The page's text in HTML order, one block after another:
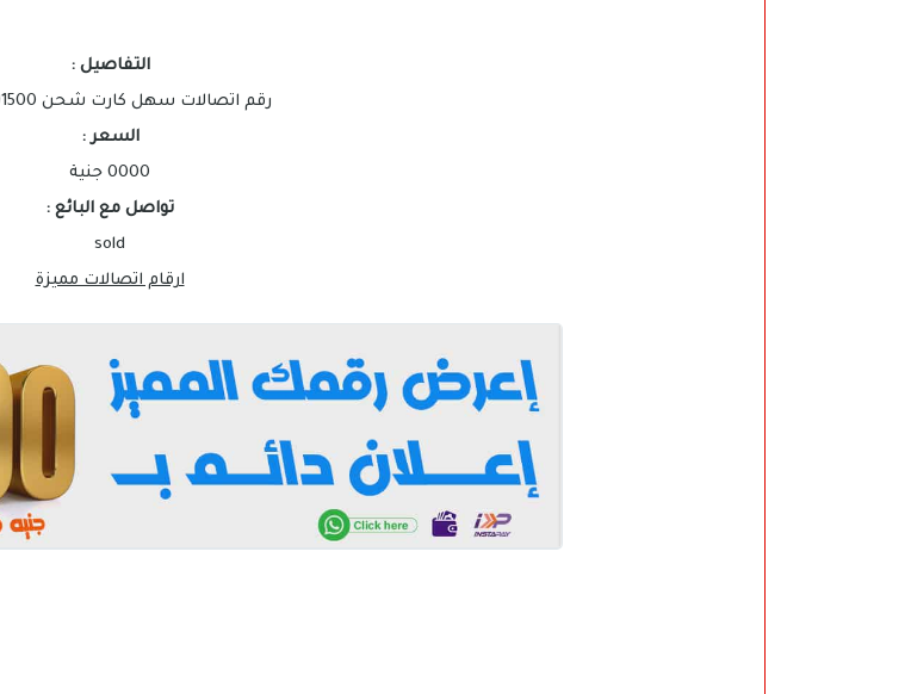
التفاصيل :
رقم اتصالات سهل كارت شحن 01115191500
السعر :
0000 جنية
تواصل مع البائع :
sold
ارقام اتصالات مميزة